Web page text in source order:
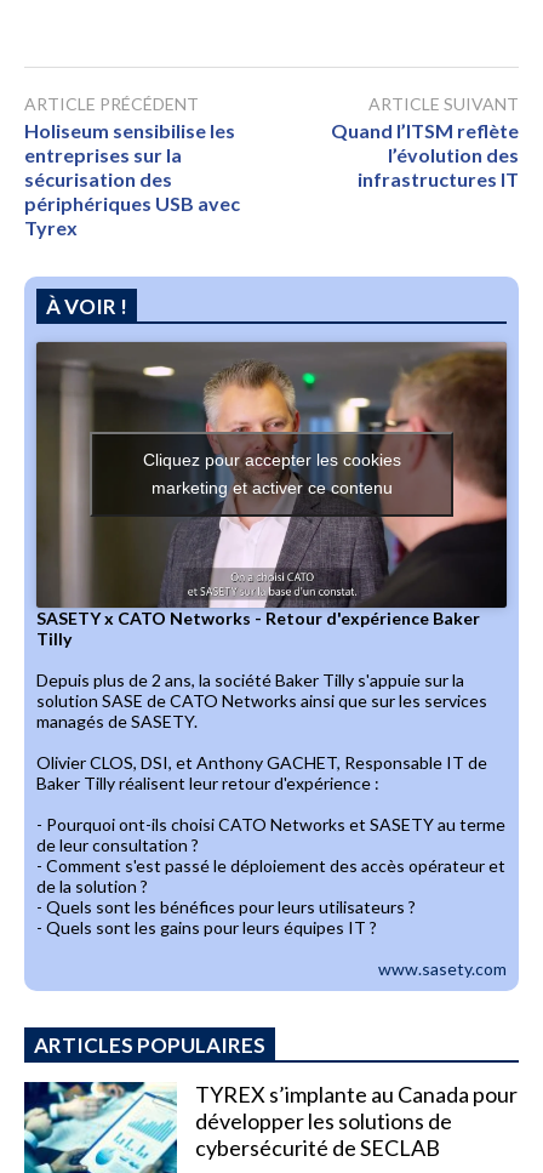
ARTICLE PRÉCÉDENT
Holiseum sensibilise les
entreprises sur la
sécurisation des
périphériques USB avec
Tyrex
ARTICLE SUIVANT
Quand l’ITSM reflète
l’évolution des
infrastructures IT
À VOIR !
Cliquez pour accepter les cookies
marketing et activer ce contenu
SASETY x CATO Networks - Retour d'expérience Baker
Tilly
Depuis plus de 2 ans, la société Baker Tilly s'appuie sur la
solution SASE de CATO Networks ainsi que sur les services
managés de SASETY.
Olivier CLOS, DSI, et Anthony GACHET, Responsable IT de
Baker Tilly réalisent leur retour d'expérience :
- Pourquoi ont-ils choisi CATO Networks et SASETY au terme
de leur consultation ?
- Comment s'est passé le déploiement des accès opérateur et
de la solution ?
- Quels sont les bénéfices pour leurs utilisateurs ?
- Quels sont les gains pour leurs équipes IT ?
www.sasety.com
ARTICLES POPULAIRES
TYREX s’implante au Canada pour
développer les solutions de
cybersécurité de SECLAB